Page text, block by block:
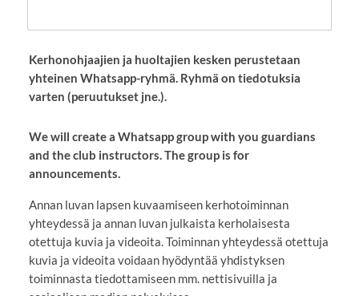
Kerhonohjaajien ja huoltajien kesken perustetaan
yhteinen Whatsapp-ryhmä. Ryhmä on tiedotuksia
varten (peruutukset jne.).
We will create a Whatsapp group with you guardians
and the club instructors. The group is for
announcements.
Annan luvan lapsen kuvaamiseen kerhotoiminnan
yhteydessä ja annan luvan julkaista kerholaisesta
otettuja kuvia ja videoita. Toiminnan yhteydessä otettuja
kuvia ja videoita voidaan hyödyntää yhdistyksen
toiminnasta tiedottamiseen mm. nettisivuilla ja